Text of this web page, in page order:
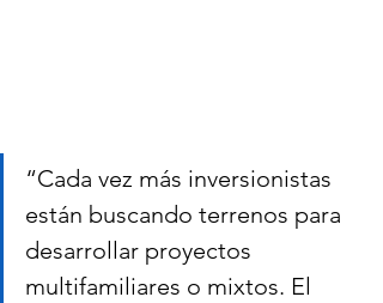
“Cada vez más inversionistas
están buscando terrenos para
desarrollar proyectos
multifamiliares o mixtos. El